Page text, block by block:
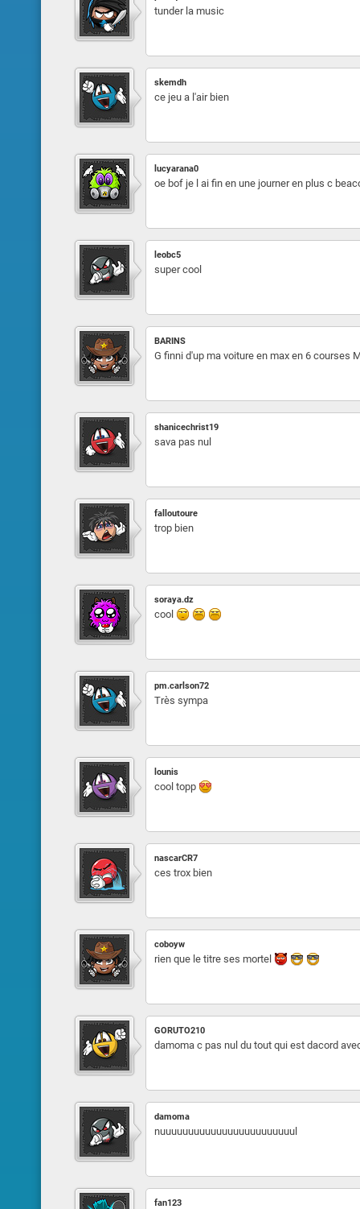
tunder la music
skemdh
ce jeu a l'air bien
lucyarana0
oe bof je l ai fin en une journer en plus c
leobc5
super cool
BARINS
G finni d'up ma voiture en max en 6 courses
shanicechrist19
sava pas nul
falloutoure
trop bien
soraya.dz
cool
pm.carlson72
Très sympa
lounis
cool topp
nascarCR7
ces trox bien
coboyw
rien que le titre ses mortel
GORUTO210
damoma c pas nul du tout qui est dacord
damoma
nuuuuuuuuuuuuuuuuuuuuuuuul
fan123